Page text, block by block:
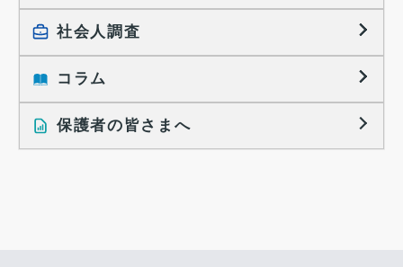
大学生の実態調査
働きたい組織の特徴
大学生の地域間移動レポート
就職活動に関するレポート
採用活動に関するレポート
社会人調査
就職活動と入社後の就業
就業レディネス研究
コラム
インタビュー記事
保護者の皆さまへ